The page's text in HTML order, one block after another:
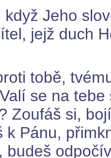
Jeho
jejž duch
tobě,
se na
Zoufáš si,
k Pánu,
budeš